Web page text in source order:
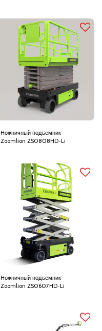
Ножничный подъемник
Zoomlion ZS0808HD-Li
Ножничный подъемник
Zoomlion ZS0607HD-Li